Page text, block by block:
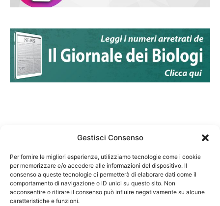
Gestisci Consenso
Per fornire le migliori esperienze, utilizziamo tecnologie come i cookie
per memorizzare e/o accedere alle informazioni del dispositivo. Il
consenso a queste tecnologie ci permetterà di elaborare dati come il
comportamento di navigazione o ID unici su questo sito. Non
acconsentire o ritirare il consenso può influire negativamente su alcune
caratteristiche e funzioni.
Federazione Nazionale Degli Ordini dei Biologi:
codice fiscale 80069130583
Responsabile sito internet www.fnob.it: